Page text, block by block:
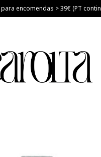
para encomendas > 39€ (PT